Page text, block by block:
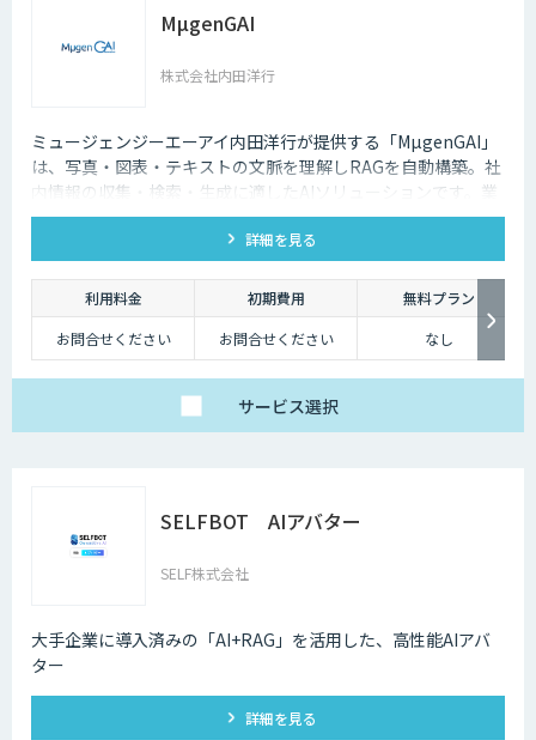
DX-laeiの基本的な機能
を、高精度でありなが
らコストを抑えてご利
用いただけます。
イズ（辞書構築・AI学
習）に対応したプラ
ン。
個社最適化すること
が含まれたドキュメン
【プレミアム】
アドバンスの内容に加
え、より高度なカスタ
マイズ（高精度AI学
習・フォロー支援）に
対応するプラン。
応など、個別要件に柔
詳しくはお問い合わせ
MµgenGAI
株式会社内田洋行
ミュージェンジーエーアイ内田洋行が提供する「MµgenGAI」
は、写真・図表・テキストの文脈を理解しRAGを自動構築。社
内情報の収集・検索・生成に適したAIソリューションです。業
種を問わず業務効率とナレッジ活用を支援します。
詳細を見る
利用料金 初期費用
無料プラン
お問合せください
お問合せください なし
サービス選択
SELFBOT AIアバター
SELF株式会社
大手企業に導入済みの「AI+RAG」を活用した、高性能AIアバ
ター
詳細を見る